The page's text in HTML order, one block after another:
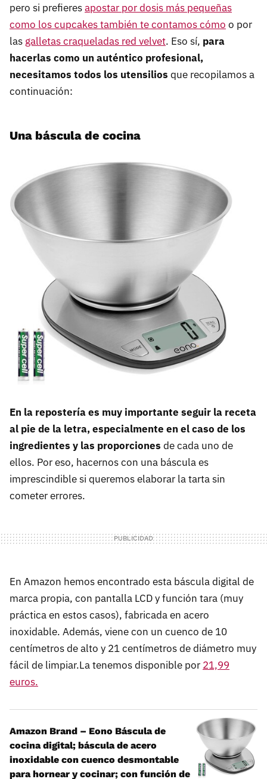
pero si prefieresapostar por dosis más pequeñas
como los cupcakes también te contamos cómo o por
las galletas craqueladas red velvet. Eso sí, para
hacerlas como un auténtico profesional,
necesitamos todos los utensilios que recopilamos a
continuación:
Una báscula de cocina
En la repostería es muy importante seguir la receta
al pie de la letra, especialmente en el caso de los
ingredientes y las proporciones de cada uno de
ellos. Por eso, hacernos con una báscula es
imprescindible si queremos elaborar la tarta sin
cometer errores.
En Amazon hemos encontrado esta báscula digital de
marca propia, con pantalla LCD y función tara (muy
práctica en estos casos), fabricada en acero
inoxidable. Además, viene con un cuenco de 10
centímetros de alto y 21 centímetros de diámetro muy
fácil de limpiar.La tenemos disponible por 21,99
euros.
Amazon Brand – Eono Báscula de
cocina digital; báscula de acero
inoxidable con cuenco desmontable
para hornear y cocinar; con función de